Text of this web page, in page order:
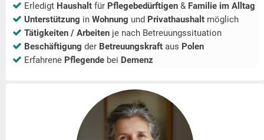
Erledigt Haushalt für Pflegebedürftigen & Familie im Alltag
Unterstützung in Wohnung und Privathaushalt möglich
Tätigkeiten / Arbeiten je nach Betreuungssituation
Beschäftigung der Betreuungskraft aus Polen
Erfahrene Pflegende bei Demenz